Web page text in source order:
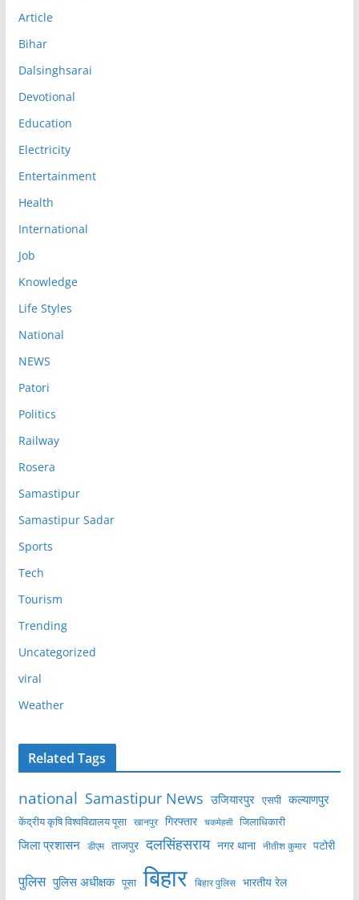
Article
Bihar
Dalsinghsarai
Devotional
Education
Electricity
Entertainment
Health
International
Job
Knowledge
Life Styles
National
NEWS
Patori
Politics
Railway
Rosera
Samastipur
Samastipur Sadar
Sports
Tech
Tourism
Trending
Uncategorized
viral
Weather
Related Tags
national Samastipur News उजियारपुर एसपी कल्याणपुर
केंद्रीय कृषि विश्वविद्यालय पूसा खानपुर गिरफ्तार चकमेहसी जिलाधिकारी
जिला प्रशासन डीएम ताजपुर दलसिंहसराय नगर थाना नीतीश कुमार पटोरी
पुलिस पुलिस अधीक्षक पूसा बिहार बिहार पुलिस भारतीय रेल